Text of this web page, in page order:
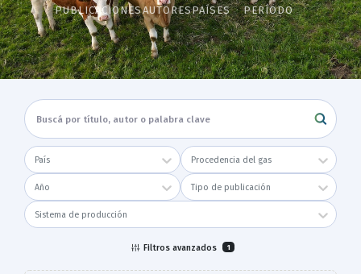
PUBLICACIONESAUTORESPAÍSES PERÍODO
País Procedencia del gas
Año Tipo de publicación
Sistema de producción
Filtros avanzados 1